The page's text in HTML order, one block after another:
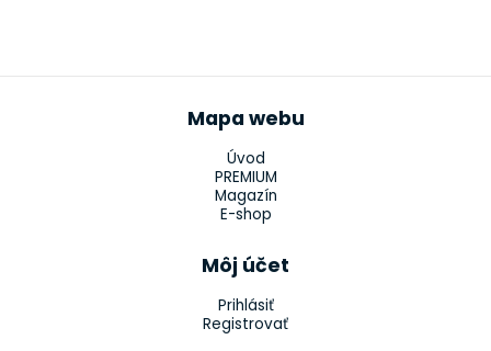
Mapa webu
Úvod
PREMIUM
Magazín
E-shop
Môj účet
Prihlásiť
Registrovať